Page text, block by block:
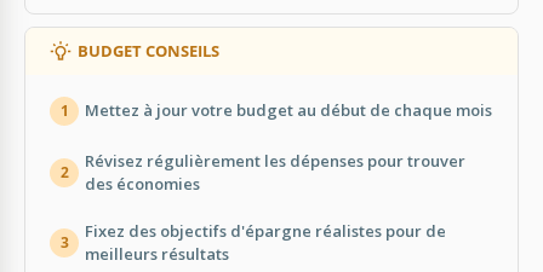
BUDGET CONSEILS
1 Mettez à jour votre budget au début de chaque mois
2
Révisez régulièrement les dépenses pour trouver
des économies
3
Fixez des objectifs d'épargne réalistes pour de
meilleurs résultats